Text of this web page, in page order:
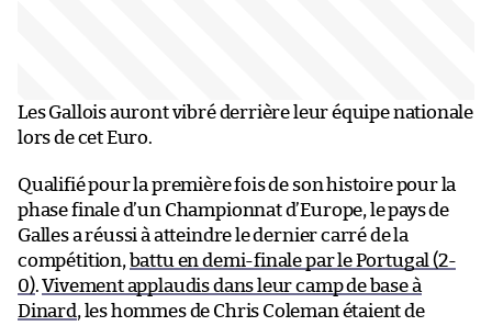
Les Gallois auront vibré derrière leur équipe nationale
lors de cet Euro.
Qualifié pour la première fois de son histoire pour la
phase finale d’un Championnat d’Europe, le pays de
Galles a réussi à atteindre le dernier carré de la
compétition, battu en demi-finale par le Portugal (2-
0).Vivement applaudis dans leur camp de base à
Dinard , les hommes de Chris Coleman étaient de